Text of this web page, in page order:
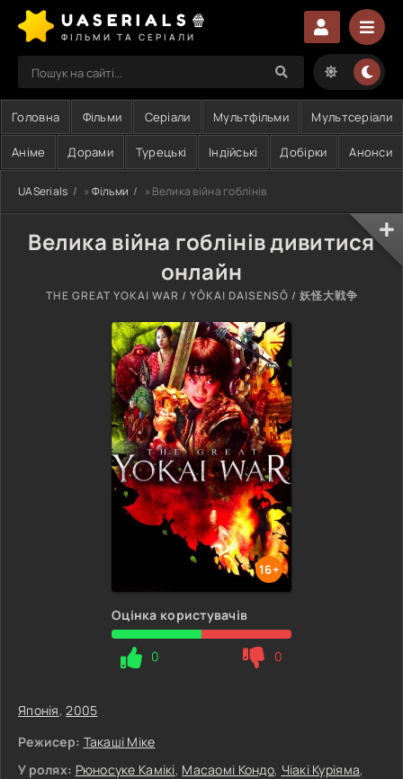
UASERIALS🍿
ФІЛЬМИ ТА СЕРІАЛИ
Головна Фільми Серіали Мультфільми Мультсеріали
Аніме Дорами Турецькі Індійські Добірки Анонси
UASerials » Фільми » Велика війна гоблінів
Велика війна гоблінів дивитися
онлайн
THE GREAT YOKAI WAR / YÔKAI DAISENSÔ / 妖怪大戦争
16+
Оцінка користувачів
0 0
Японія,2005
Режисер: Такаші Міке
У ролях: Рюносуке Камікі, Масаомі Кондо, Чіакі Куріяма,